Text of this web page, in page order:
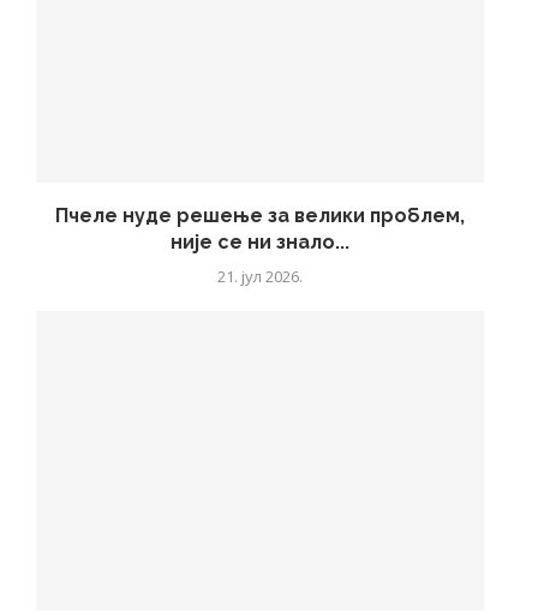
Пчеле нуде решење за велики проблем,
није се ни знало...
21. јул 2026.